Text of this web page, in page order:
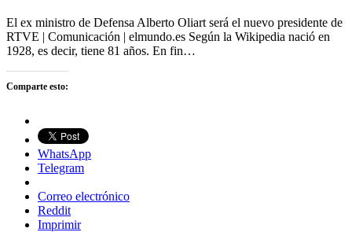
El ex ministro de Defensa Alberto Oliart será el nuevo presidente de
RTVE | Comunicación | elmundo.es Según la Wikipedia nació en
1928, es decir, tiene 81 años. En fin…
Comparte esto:
WhatsApp
Telegram
Correo electrónico
Reddit
Imprimir